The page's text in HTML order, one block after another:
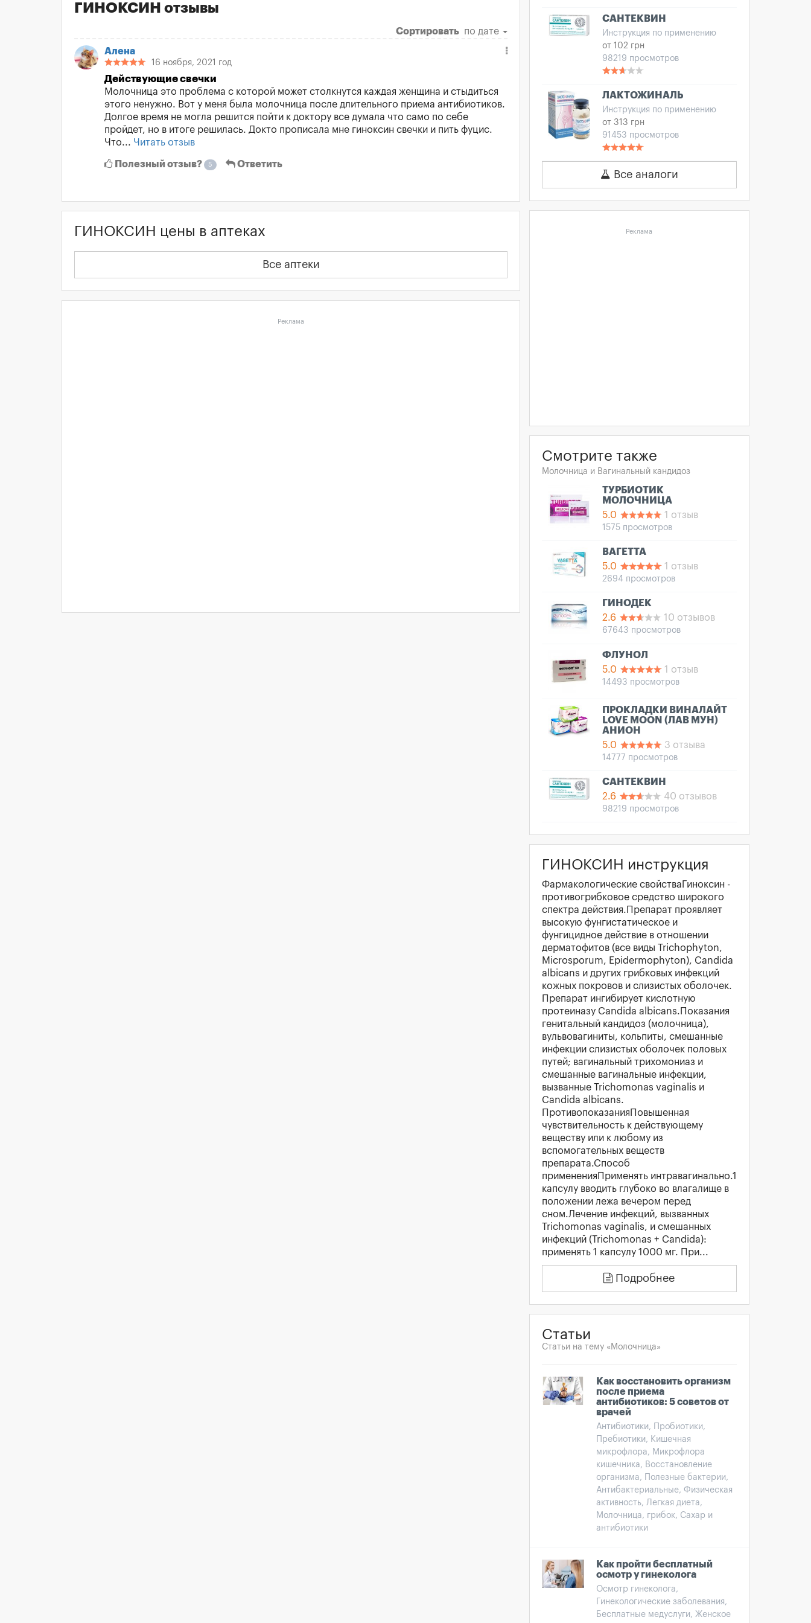
ГИНОКСИН отзывы
Сортировать по дате
Алена
16 ноября, 2021 год
Действующие свечки
Молочница это проблема с которой может столкнутся каждая женщина и стыдиться
этого ненужно. Вот у меня была молочница после длительного приема антибиотиков.
Долгое время не могла решится пойти к доктору все думала что само по себе
пройдет, но в итоге решилась. Докто прописала мне гиноксин свечки и пить фуцис.
Что... Читать отзыв
Полезный отзыв? 5 Ответить
ГИНОКСИН цены в аптеках
Все аптеки
Реклама
САНТЕКВИН
Инструкция по применению
от 102 грн
98219 просмотров
ЛАКТОЖИНАЛЬ
Инструкция по применению
от 313 грн
91453 просмотров
Все аналоги
Реклама
Смотрите также
Молочница и Вагинальный кандидоз
ТУРБИОТИК
МОЛОЧНИЦА
5.0
1 отзыв
1575 просмотров
ВАГЕТТА
5.0
1 отзыв
2694 просмотров
ГИНОДЕК
2.6
10 отзывов
67643 просмотров
ФЛУНОЛ
5.0
1 отзыв
14493 просмотров
ПРОКЛАДКИ ВИНАЛАЙТ
LOVE MOON (ЛАВ МУН)
АНИОН
5.0
3 отзыва
14777 просмотров
САНТЕКВИН
2.6
40 отзывов
98219 просмотров
ГИНОКСИН инструкция
Фармакологические свойстваГиноксин -
противогрибковое средство широкого
спектра действия.Препарат проявляет
высокую фунгистатическое и
фунгицидное действие в отношении
дерматофитов (все виды Trichophyton,
Microsporum, Epidermophyton), Candida
albicans и других грибковых инфекций
кожных покровов и слизистых оболочек.
Препарат ингибирует кислотную
протеиназу Candida albicans.Показания
генитальный кандидоз (молочница),
вульвовагиниты, кольпиты, смешанные
инфекции слизистых оболочек половых
путей; вагинальный трихомониаз и
смешанные вагинальные инфекции,
вызванные Trichomonas vaginalis и
Candida albicans.
ПротивопоказанияПовышенная
чувствительность к действующему
веществу или к любому из
вспомогательных веществ
препарата.Способ
примененияПрименять интравагинально.1
капсулу вводить глубоко во влагалище в
положении лежа вечером перед
сном.Лечение инфекций, вызванных
Trichomonas vaginalis, и смешанных
инфекций (Trichomonas + Candida):
применять 1 капсулу 1000 мг. При...
Подробнее
Статьи
Статьи на тему «Молочница»
Как восстановить организм
после приема
антибиотиков: 5 советов от
врачей
Антибиотики, Пробиотики,
Пребиотики, Кишечная
микрофлора, Микрофлора
кишечника, Восстановление
организма, Полезные бактерии,
Антибактериальные, Физическая
активность, Легкая диета,
Молочница, грибок, Сахар и
антибиотики
Как пройти бесплатный
осмотр у гинеколога
Осмотр гинеколога,
Гинекологические заболевания,
Бесплатные медуслуги, Женское